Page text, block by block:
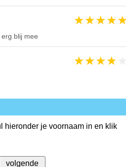
★★★★
blij mee
★★★★
hieronder je voornaam in en klik